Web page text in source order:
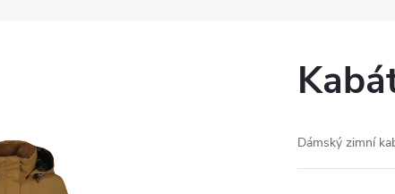
Dámský zimní